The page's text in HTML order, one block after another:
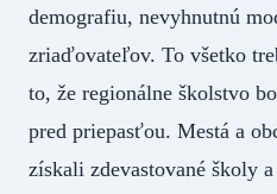
demografiu, nevyhnutnú
zriaďovateľov. To všetko
to, že regionálne školstvo
pred priepasťou. Mestá a
získali zdevastované školy